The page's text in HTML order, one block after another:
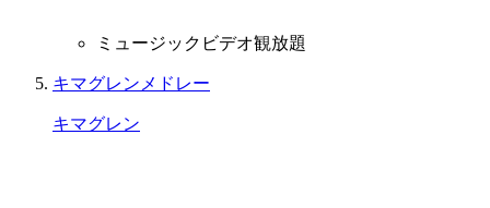
ミュージックビデオ観放題
キマグレンメドレー
キマグレン